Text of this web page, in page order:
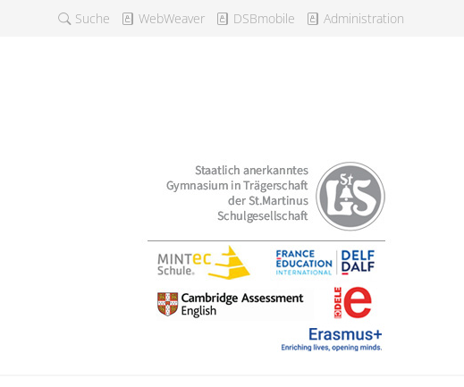
Suche WebWeaver DSBmobile Administration